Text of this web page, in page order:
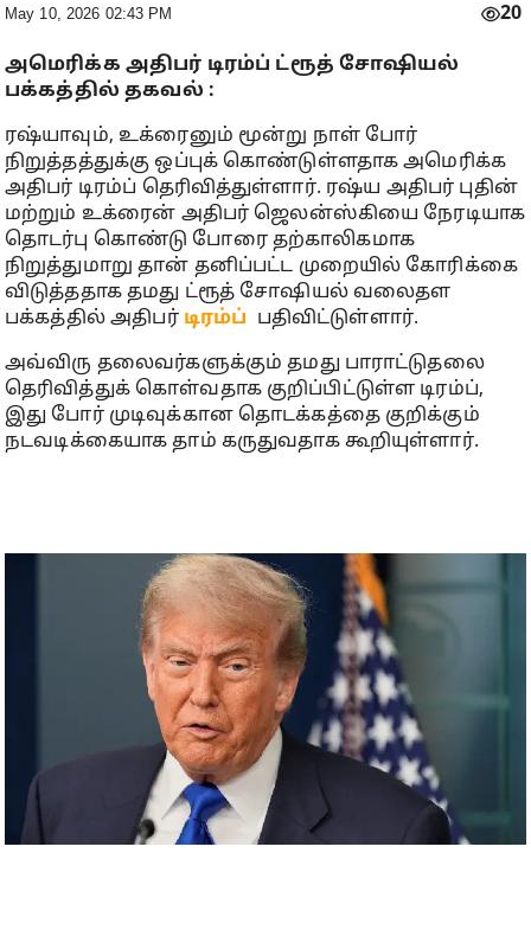
May 10, 2026 02:43 PM 20
அமெரிக்க அதிபர் டிரம்ப் ட்ரூத் சோஷியல்
பக்கத்தில் தகவல் :
ரஷ்யாவும், உக்ரைனும் மூன்று நாள் போர்
நிறுத்தத்துக்கு ஒப்புக் கொண்டுள்ளதாக அமெரிக்க
அதிபர் டிரம்ப் தெரிவித்துள்ளார். ரஷ்ய அதிபர் புதின்
மற்றும் உக்ரைன் அதிபர் ஜெலன்ஸ்கியை நேரடியாக
தொடர்பு கொண்டு போரை தற்காலிகமாக
நிறுத்துமாறு தான் தனிப்பட்ட முறையில் கோரிக்கை
விடுத்ததாக தமது ட்ரூத் சோஷியல் வலைதள
பக்கத்தில் அதிபர்டிரம்ப் பதிவிட்டுள்ளார்.
அவ்விரு தலைவர்களுக்கும் தமது பாராட்டுதலை
தெரிவித்துக் கொள்வதாக குறிப்பிட்டுள்ள டிரம்ப்,
இது போர் முடிவுக்கான தொடக்கத்தை குறிக்கும்
நடவடிக்கையாக தாம் கருதுவதாக கூறியுள்ளார்.